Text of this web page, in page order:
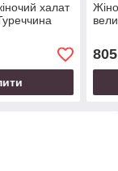
халат
805